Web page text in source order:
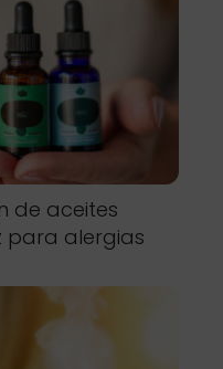
de aceites
para alergias